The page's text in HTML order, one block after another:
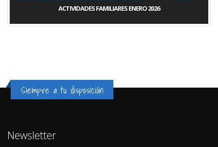
ACTIVIDADES FAMILIARES ENERO 2026
Siempre a tu disposición
Newsletter